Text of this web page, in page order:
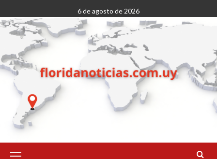
al
contenido
6 de agosto de 2026